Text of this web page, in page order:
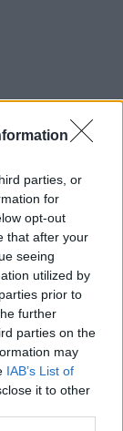
parties, or
for
opt-out
that after your
seeing
utilized by
prior to
further
parties on the
may
IAB’s List of
it to other
9 pont...
bort -
sem találni
árakon,